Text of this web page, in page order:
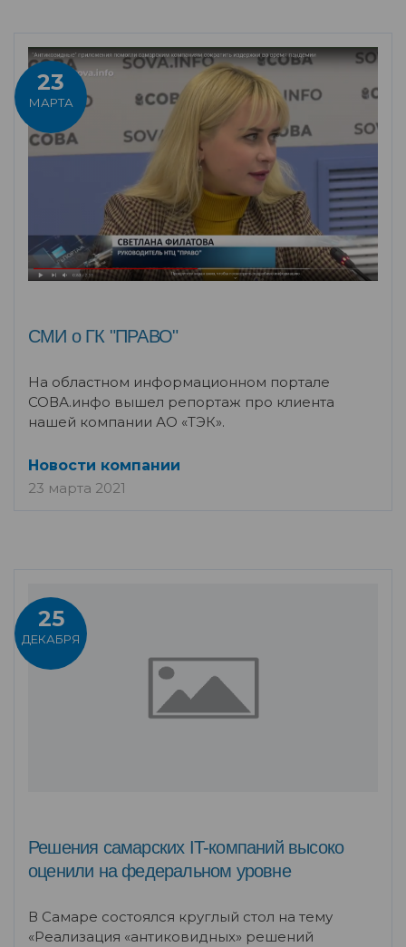
23
МАРТА
СМИ о ГК "ПРАВО"
На областном информационном портале
СОВА.инфо вышел репортаж про клиента
нашей компании АО «ТЭК».
Новости компании
23 марта 2021
25
ДЕКАБРЯ
Решения самарских IT-компаний высоко
оценили на федеральном уровне
В Самаре состоялся круглый стол на тему
«Реализация «антиковидных» решений